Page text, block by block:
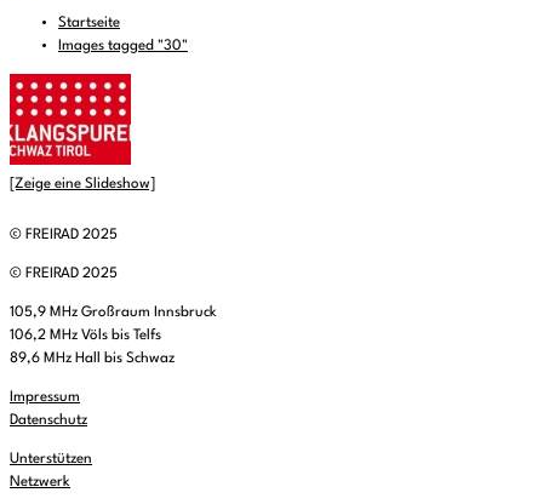
Startseite
Images tagged "30"
[Zeige eine Slideshow]
© FREIRAD 2025
© FREIRAD 2025
105,9 MHz Großraum Innsbruck
106,2 MHz Völs bis Telfs
89,6 MHz Hall bis Schwaz
Impressum
Datenschutz
Unterstützen
Netzwerk